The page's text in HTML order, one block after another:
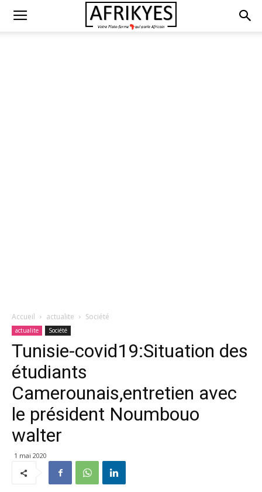
Accueil actualite Société
actualite Société
Tunisie-covid19:Situation des
étudiants
Camerounais,entretien avec
le président Noumbouo
walter
1 mai 2020